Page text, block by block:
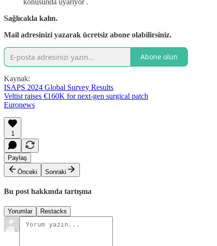
Sağlıcakla kalın.
Mail adresinizi yazarak ücretsiz abone olabilirsiniz.
Abone olun
Kaynak:
ISAPS 2024 Global Survey Results
Veltist raises €160K for next-gen surgical patch
Euronews
1
Paylaş
Önceki
Sonraki
Bu post hakkında tartışma
Yorumlar Restacks